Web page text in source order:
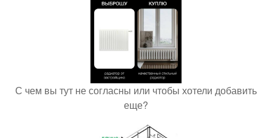
С чем вы тут не согласны или чтобы хотели добавить
еще?